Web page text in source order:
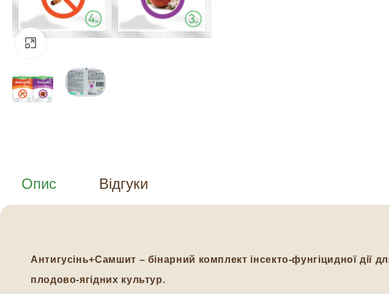
Опис Відгуки
Антигусінь+Самшит – бінарний комплект інсекто-фунгіцидної дії
плодово-ягідних культур.